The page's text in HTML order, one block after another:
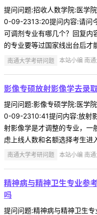
提问问题:招收人数学院:医学
0-09-2313:20提问内容:请问
可调剂专业有哪几个？回复内
的专业要等过国家线出台后才
南通大学考研问题 本站小编 南
影像专硕放射影像学去录
提问问题:影像专硕学院:医学
0-09-2310:41提问内容:放射
射影像学是才调整的专业，一
虑上线人数和名额选择考生进
南通大学考研问题 本站小编 南
精神病与精神卫生专业参
吗
提问问题:精神病与精神卫生